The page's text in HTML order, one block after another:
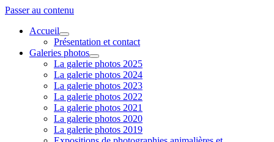
Passer au contenu
Accueil
ouvrir
menu
Présentation et contact
Galeries photos
ouvrir
menu
La galerie photos 2025
La galerie photos 2024
La galerie photos 2023
La galerie photos 2022
La galerie photos 2021
La galerie photos 2020
La galerie photos 2019